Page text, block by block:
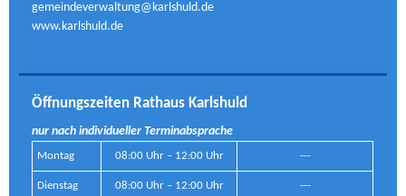
gemeindeverwaltung@karlshuld.de
www.karlshuld.de
Öffnungszeiten Rathaus Karlshuld
nur nach individueller Terminabsprache
Montag 08:00 Uhr – 12:00 Uhr ---
Dienstag 08:00 Uhr – 12:00 Uhr ---